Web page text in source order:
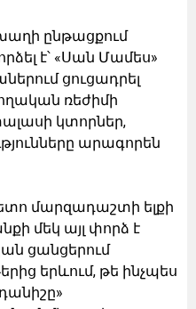
ընթացքում
է՝ «Սան Մամես»
ցուցադրել
ռեժիմի
կտորներ,
արագորեն
մարզադաշտի ելքի
մեկ այլ փորձ է
ցանցերում
երևում, թե ինչպես